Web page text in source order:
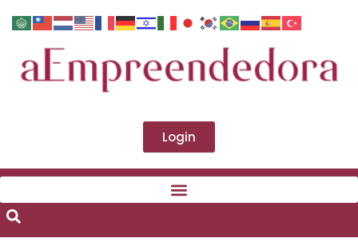
Login